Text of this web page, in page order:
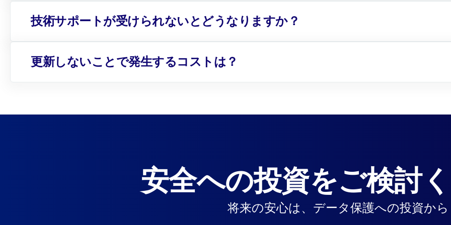
技術サポートが受けられないとどうなりますか？
更新しないことで発生するコストは？
安全への投資をご検討
将来の安心は、データ保護への投資から